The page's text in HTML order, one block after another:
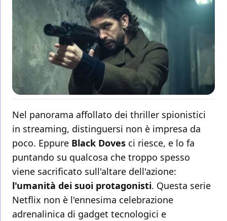
Nel panorama affollato dei thriller spionistici
in streaming, distinguersi non è impresa da
poco. Eppure Black Doves ci riesce, e lo fa
puntando su qualcosa che troppo spesso
viene sacrificato sull'altare dell'azione:
l'umanità dei suoi protagonisti. Questa serie
Netflix non è l'ennesima celebrazione
adrenalinica di gadget tecnologici e